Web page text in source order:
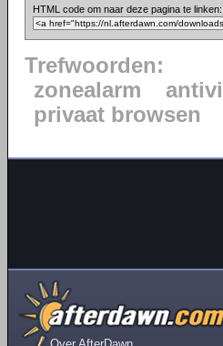
HTML code om naar deze pagina te linken:
Trefwoorden:
zonealarm
privaat browsen